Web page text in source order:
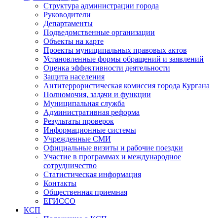
Структура администрации города
Руководители
Департаменты
Подведомственные организации
Объекты на карте
Проекты муниципальных правовых актов
Установленные формы обращений и заявлений
Оценка эффективности деятельности
Защита населения
Антитеррористическая комиссия города Кургана
Полномочия, задачи и функции
Муниципальная служба
Административная реформа
Результаты проверок
Информационные системы
Учрежденные СМИ
Официальные визиты и рабочие поездки
Участие в программах и международное
сотрудничество
Статистическая информация
Контакты
Общественная приемная
ЕГИССО
КСП